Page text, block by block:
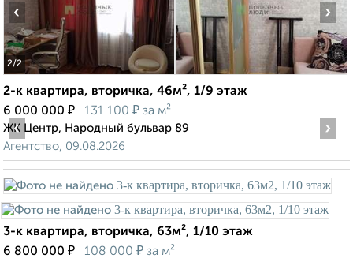
2/2
‹ ›
2-к квартира, вторичка, 46м², 1/9 этаж
6 000 000 ₽ 131 100 ₽ за м²
ЖК Центр, Народный бульвар 89
Агентство, 09.08.2026
‹ ›
3-к квартира, вторичка, 63м², 1/10 этаж
6 800 000 ₽ 108 000 ₽ за м²